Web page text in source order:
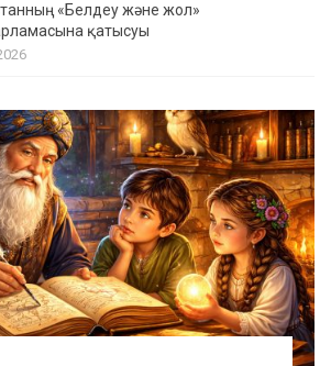
«Белдеу және жол»
қатысуы